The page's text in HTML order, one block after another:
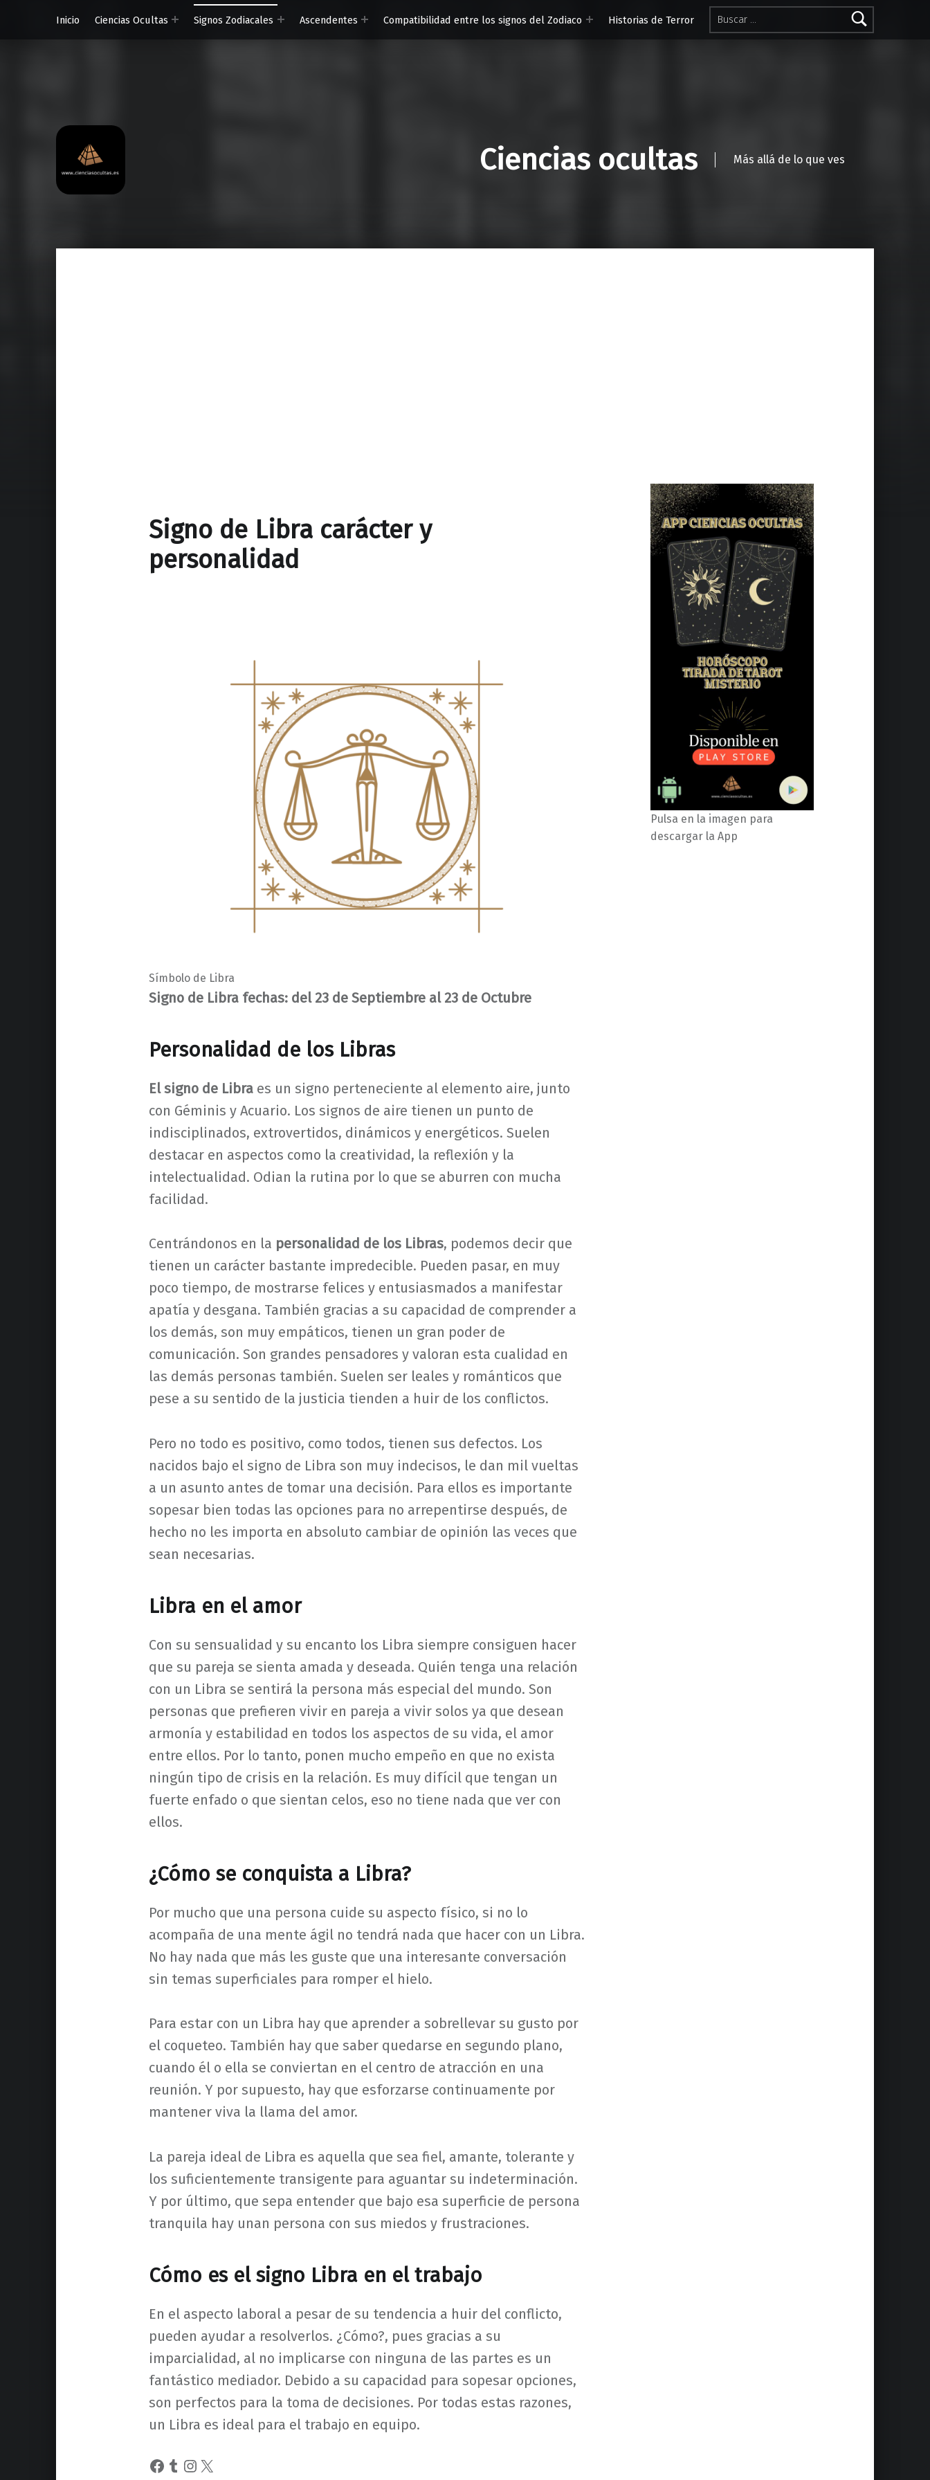
Buscar:
Inicio
Ciencias Ocultas Signos Zodiacales Ascendentes Compatibilidad entre los signos del Zodiaco Historias de Terror
Ciencias ocultas Más allá de lo que ves
Signo de Libra carácter y
personalidad
Símbolo de Libra
Signo de Libra fechas: del 23 de Septiembre al 23 de Octubre
Personalidad de los Libras
El signo de Libraes un signo perteneciente al elemento aire, junto
con Géminis y Acuario. Los signos de aire tienen un punto de
indisciplinados, extrovertidos, dinámicos y energéticos. Suelen
destacar en aspectos como la creatividad, la reflexión y la
intelectualidad. Odian la rutina por lo que se aburren con mucha
facilidad.
Centrándonos en la personalidad de los Libras, podemos decir que
tienen un carácter bastante impredecible. Pueden pasar, en muy
poco tiempo, de mostrarse felices y entusiasmados a manifestar
apatía y desgana. También gracias a su capacidad de comprender a
los demás, son muy empáticos, tienen un gran poder de
comunicación. Son grandes pensadores y valoran esta cualidad en
las demás personas también. Suelen ser leales y románticos que
pese a su sentido de la justicia tienden a huir de los conflictos.
Pero no todo es positivo, como todos, tienen sus defectos. Los
nacidos bajo el signo de Libra son muy indecisos, le dan mil vueltas
a un asunto antes de tomar una decisión. Para ellos es importante
sopesar bien todas las opciones para no arrepentirse después, de
hecho no les importa en absoluto cambiar de opinión las veces que
sean necesarias.
Libra en el amor
Con su sensualidad y su encanto los Libra siempre consiguen hacer
que su pareja se sienta amada y deseada. Quién tenga una relación
con un Libra se sentirá la persona más especial del mundo. Son
personas que prefieren vivir en pareja a vivir solos ya que desean
armonía y estabilidad en todos los aspectos de su vida, el amor
entre ellos. Por lo tanto, ponen mucho empeño en que no exista
ningún tipo de crisis en la relación. Es muy difícil que tengan un
fuerte enfado o que sientan celos, eso no tiene nada que ver con
ellos.
¿Cómo se conquista a Libra?
Por mucho que una persona cuide su aspecto físico, si no lo
acompaña de una mente ágil no tendrá nada que hacer con un Libra.
No hay nada que más les guste que una interesante conversación
sin temas superficiales para romper el hielo.
Para estar con un Libra hay que aprender a sobrellevar su gusto por
el coqueteo. También hay que saber quedarse en segundo plano,
cuando él o ella se conviertan en el centro de atracción en una
reunión. Y por supuesto, hay que esforzarse continuamente por
mantener viva la llama del amor.
La pareja ideal de Libra es aquella que sea fiel, amante, tolerante y
los suficientemente transigente para aguantar su indeterminación.
Y por último, que sepa entender que bajo esa superficie de persona
tranquila hay unan persona con sus miedos y frustraciones.
Cómo es el signo Libra en el trabajo
En el aspecto laboral a pesar de su tendencia a huir del conflicto,
pueden ayudar a resolverlos. ¿Cómo?, pues gracias a su
imparcialidad, al no implicarse con ninguna de las partes es un
fantástico mediador. Debido a su capacidad para sopesar opciones,
son perfectos para la toma de decisiones. Por todas estas razones,
un Libra es ideal para el trabajo en equipo.
Facebook
Tumblr
Instagram
X
Pulsa en la imagen para
descargar la App